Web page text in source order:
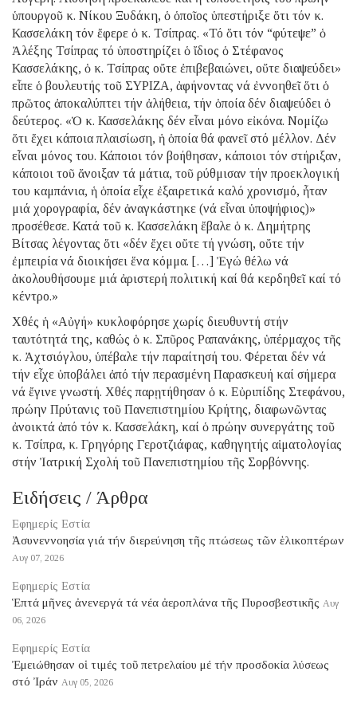
ὑπουργοῦ κ. Νίκου Ξυδάκη, ὁ ὁποῖος ὑπεστήριξε ὅτι τόν κ.
Κασσελάκη τόν ἔφερε ὁ κ. Τσίπρας. «Τό ὅτι τόν “φύτεψε” ὁ
Ἀλέξης Τσίπρας τό ὑποστηρίζει ὁ ἴδιος ὁ Στέφανος
Κασσελάκης, ὁ κ. Τσίπρας οὔτε ἐπιβεβαιώνει, οὔτε διαψεύδει»
εἶπε ὁ βουλευτής τοῦ ΣΥΡΙΖΑ, ἀφήνοντας νά ἐννοηθεῖ ὅτι ὁ
πρῶτος ἀποκαλύπτει τήν ἀλήθεια, τήν ὁποία δέν διαψεύδει ὁ
δεύτερος. «Ὁ κ. Κασσελάκης δέν εἶναι μόνο εἰκόνα. Νομίζω
ὅτι ἔχει κάποια πλαισίωση, ἡ ὁποία θά φανεῖ στό μέλλον. Δέν
εἶναι μόνος του. Κάποιοι τόν βοήθησαν, κάποιοι τόν στήριξαν,
κάποιοι τοῦ ἄνοιξαν τά μάτια, τοῦ ρύθμισαν τήν προεκλογική
του καμπάνια, ἡ ὁποία εἶχε ἐξαιρετικά καλό χρονισμό, ἦταν
μιά χορογραφία, δέν ἀναγκάστηκε (νά εἶναι ὑποψήφιος)»
προσέθεσε. Κατά τοῦ κ. Κασσελάκη ἔβαλε ὁ κ. Δημήτρης
Βίτσας λέγοντας ὅτι «δέν ἔχει οὔτε τή γνώση, οὔτε τήν
ἐμπειρία νά διοικήσει ἕνα κόμμα. […] Ἐγώ θέλω νά
ἀκολουθήσουμε μιά ἀριστερή πολιτική καί θά κερδηθεῖ καί τό
κέντρο.»
Χθές ἡ «Αὐγή» κυκλοφόρησε χωρίς διευθυντή στήν
ταυτότητά της, καθώς ὁ κ. Σπῦρος Ραπανάκης, ὑπέρμαχος τῆς
κ. Ἀχτσιόγλου, ὑπέβαλε τήν παραίτησή του. Φέρεται δέν νά
τήν εἶχε ὑποβάλει ἀπό τήν περασμένη Παρασκευή καί σήμερα
νά ἔγινε γνωστή. Χθές παρῃτήθησαν ὁ κ. Εὐριπίδης Στεφάνου,
πρώην Πρύτανις τοῦ Πανεπιστημίου Κρήτης, διαφωνῶντας
ἀνοικτά ἀπό τόν κ. Κασσελάκη, καί ὁ πρώην συνεργάτης τοῦ
κ. Τσίπρα, κ. Γρηγόρης Γεροτζιάφας, καθηγητής αἱματολογίας
στήν Ἰατρική Σχολή τοῦ Πανεπιστημίου τῆς Σορβόννης.
Ειδήσεις / Άρθρα
Εφημερίς Εστία
Ἀσυνεννοησία γιά τήν διερεύνηση τῆς πτώσεως τῶν ἑλικοπτέρων
Αυγ 07, 2026
Εφημερίς Εστία
Ἑπτά μῆνες ἀνενεργά τά νέα ἀεροπλάνα τῆς Πυροσβεστικῆς Αυγ
06, 2026
Εφημερίς Εστία
Ἐμειώθησαν οἱ τιμές τοῦ πετρελαίου μέ τήν προσδοκία λύσεως
στό Ἰράν Αυγ 05, 2026